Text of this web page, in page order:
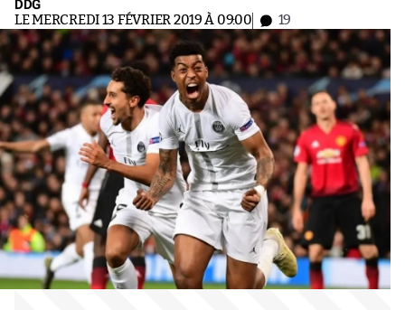
DDG
LE MERCREDI 13 FÉVRIER 2019 À 09:00 19